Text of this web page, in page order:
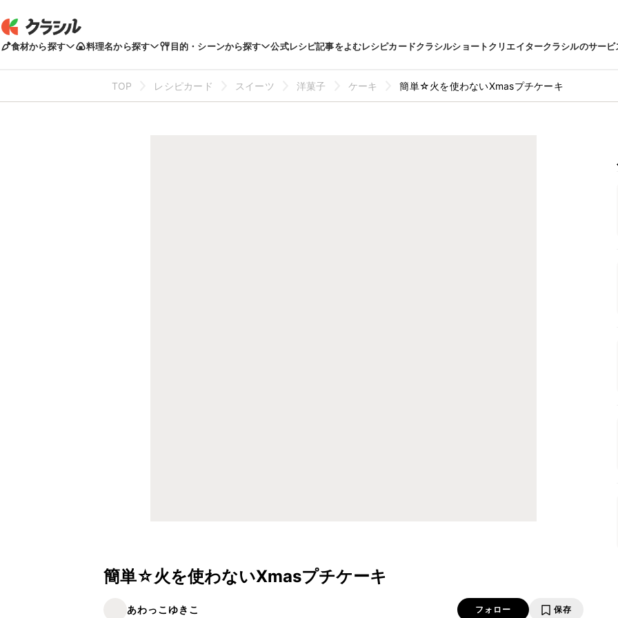
食材から探す 料理名から探す 目的・シーンから探す 公式レシピ記事をよむレシピカードクラシルショートクリエイタークラシルのサービ
TOP レシピカード スイーツ 洋菓子 ケーキ 簡単☆火を使わないXmasプチケーキ
簡単☆火を使わないXmasプチケーキ
あわっこゆきこ フォロー 保存